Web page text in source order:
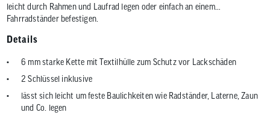
leicht durch Rahmen und Laufrad legen oder einfach an einem
Fahrradständer befestigen.
Details
6 mm starke Kette mit Textilhülle zum Schutz vor Lackschäden
2 Schlüssel inklusive
lässt sich leicht um feste Baulichkeiten wie Radständer, Laterne, Zaun
und Co. legen